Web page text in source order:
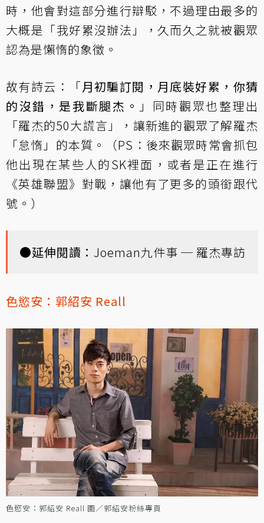
時，他會對這部分進行辯駁，不過理由最多的
大概是「我好累沒辦法」，久而久之就被觀眾
認為是懶惰的象徵。
故有詩云：「月初騙訂閱，月底裝好累，你猜
的沒錯，是我斷腿杰。 」同時觀眾也整理出
「羅杰的50大謊言」，讓新進的觀眾了解羅杰
「怠惰」的本質。（PS：後來觀眾時常會抓包
他出現在某些人的SK裡面，或者是正在進行
《英雄聯盟》對戰，讓他有了更多的頭銜跟代
號。）
●延伸閱讀： Joeman九件事 ─ 羅杰專訪
色慾安： 郭紹安 Reall
色慾安：郭紹安 Reall 圖／郭紹安粉絲專頁